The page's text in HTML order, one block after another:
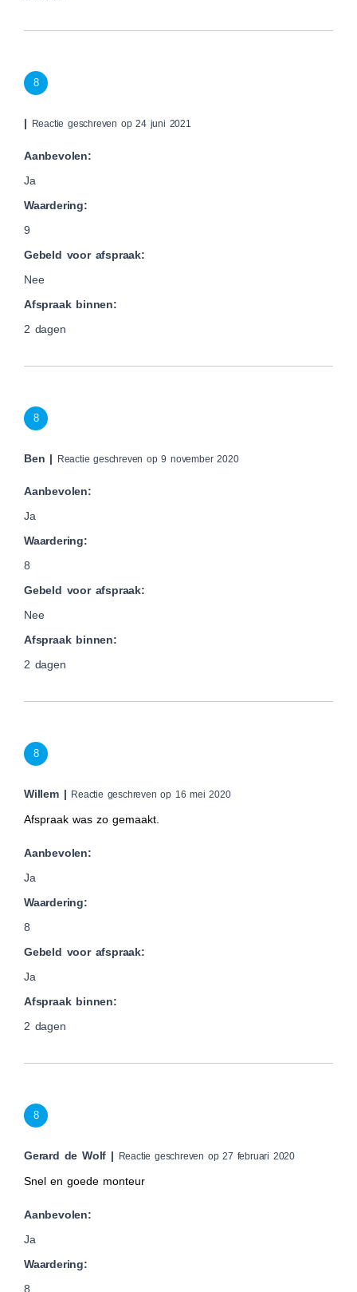
8
| Reactie geschreven op 24 juni 2021
Aanbevolen:
Ja
Waardering:
9
Gebeld voor afspraak:
Nee
Afspraak binnen:
2 dagen
8
Ben | Reactie geschreven op 9 november 2020
Aanbevolen:
Ja
Waardering:
8
Gebeld voor afspraak:
Nee
Afspraak binnen:
2 dagen
8
Willem | Reactie geschreven op 16 mei 2020
Afspraak was zo gemaakt.
Aanbevolen:
Ja
Waardering:
8
Gebeld voor afspraak:
Ja
Afspraak binnen:
2 dagen
8
Gerard de Wolf | Reactie geschreven op 27 februari 2020
Snel en goede monteur
Aanbevolen:
Ja
Waardering:
8